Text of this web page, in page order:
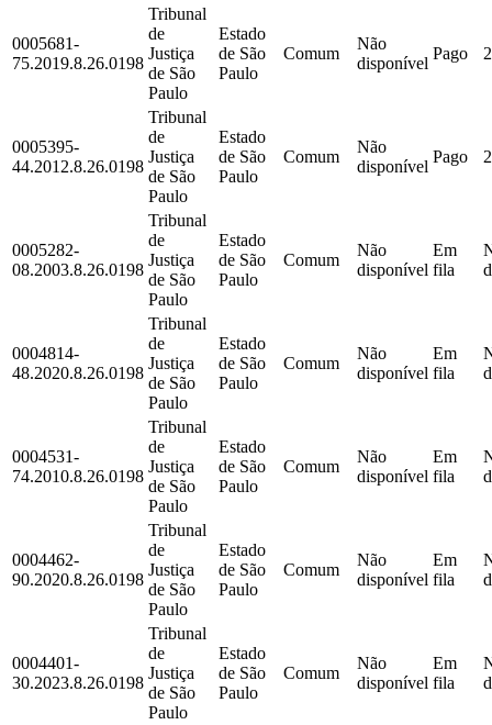
0005681-
75.2019.8.26.0198
Tribunal
de
Justiça
de São
Paulo
Estado
de São
Paulo
Comum
Não
disponível
Pago
0005395-
44.2012.8.26.0198
Tribunal
de
Justiça
de São
Paulo
Estado
de São
Paulo
Comum
Não
disponível
Pago
0005282-
08.2003.8.26.0198
Tribunal
de
Justiça
de São
Paulo
Estado
de São
Paulo
Comum
Não
disponível
Em
fila
0004814-
48.2020.8.26.0198
Tribunal
de
Justiça
de São
Paulo
Estado
de São
Paulo
Comum
Não
disponível
Em
fila
0004531-
74.2010.8.26.0198
Tribunal
de
Justiça
de São
Paulo
Estado
de São
Paulo
Comum
Não
disponível
Em
fila
0004462-
90.2020.8.26.0198
Tribunal
de
Justiça
de São
Paulo
Estado
de São
Paulo
Comum
Não
disponível
Em
fila
0004401-
30.2023.8.26.0198
Tribunal
de
Justiça
de São
Paulo
Estado
de São
Paulo
Comum
Não
disponível
Em
fila